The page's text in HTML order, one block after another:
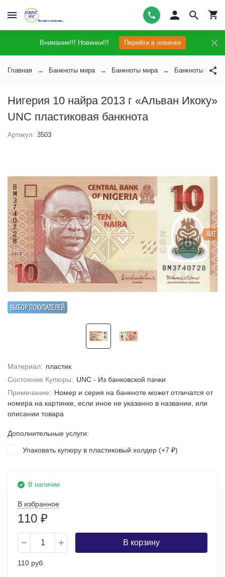
Внимание!!! Новинки!!! Перейти в новинки
Главная Банкноты мира Банкноты мира Банкноты
Нигерия 10 найра 2013 г «Альван Икоку»
UNC пластиковая банкнота
Артикул: 3503
ВЫБОР ПОКУПАТЕЛЕЙ
ХИТ
Материал: пластик
Состояние Купюры: UNC - Из банковской пачки
Примечание: Номер и серия на банкноте может отличатся от
номера на картинке, если иное не указанно в названии, или
описании товара
Дополнительные услуги:
Упаковать купюру в пластиковый холдер (+7 ₽)
В наличии
В избранное
110 ₽
В корзину
110 руб.